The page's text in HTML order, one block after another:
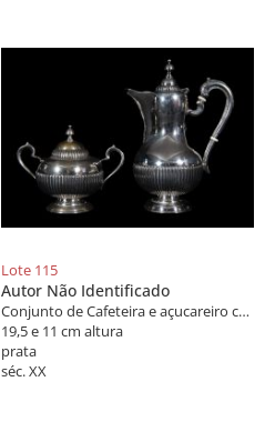
Lote 115
Autor Não Identificado
Conjunto de Cafeteira e açucareiro com sua tampa em prata brasileira
19,5 e 11 cm altura
prata
séc. XX